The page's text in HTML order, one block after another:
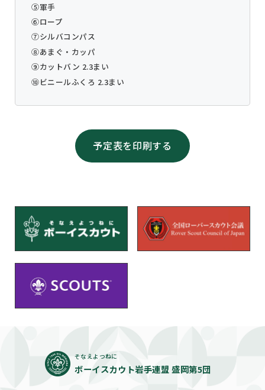
⑤軍手
⑥ロープ
⑦シルバコンパス
⑧あまぐ・カッパ
⑨カットバン 2.3まい
⑩ビニールふくろ 2.3まい
予定表を印刷する
そなえよつねに
ボーイスカウト岩手連盟 盛岡第5団